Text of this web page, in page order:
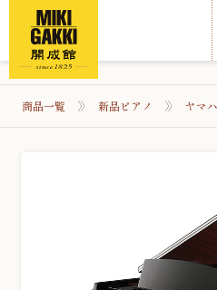
商品一覧 新品ピアノ ヤマ